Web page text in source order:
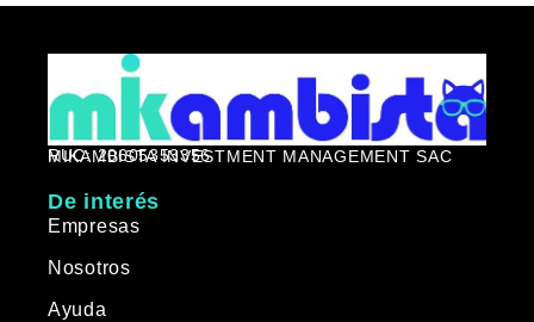
RUC: 20605353356
MIKAMBISTA INVESTMENT MANAGEMENT SAC
De interés
Empresas
Nosotros
Ayuda